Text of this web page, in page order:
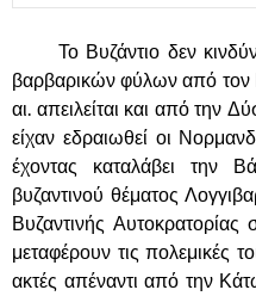
Το Βυζάντιο δεν
βαρβαρικών φύλων από τον
αι. απειλείται και από την
είχαν εδραιωθεί οι
έχοντας καταλάβει την
βυζαντινού θέματος
Βυζαντινής Αυτοκρατορίας
μεταφέρουν τις πολεμικές
ακτές απέναντι από την